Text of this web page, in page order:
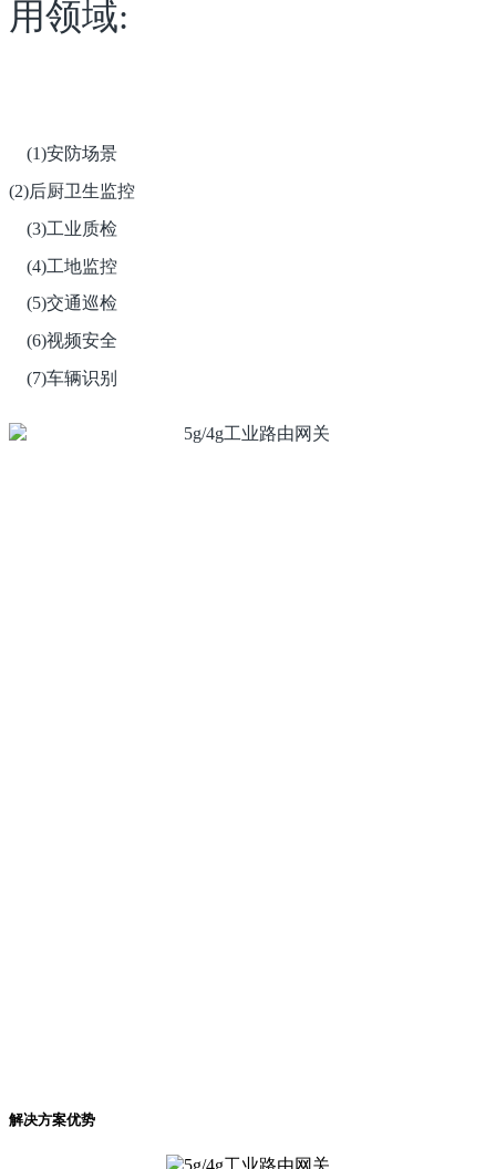
用领域:
(1)安防场景
(2)后厨卫生监控
(3)工业质检
(4)工地监控
(5)交通巡检
(6)视频安全
(7)车辆识别
解决方案优势